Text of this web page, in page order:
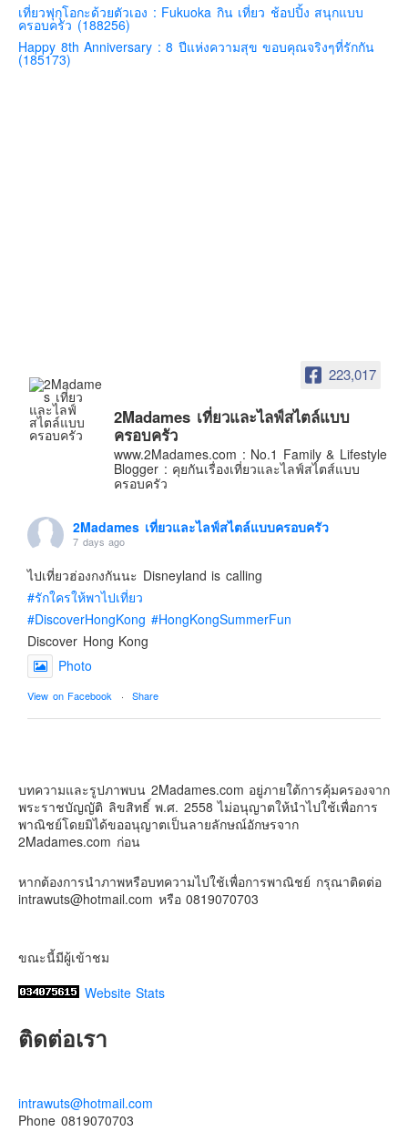
ฟูจิ
ฮอกไกโด
ฮ่องกง
ไต้หวัน
อเมริกา
บทความครอบครัว
Beauty Review
รีวิวสายการบิน
Products & Applications
Events & PR News
เที่ยวฟุกุโอกะด้วยตัวเอง : Fukuoka กิน เที่ยว ช้อปปิ้ง สนุกแบบ
ครอบครัว (188256)
Happy 8th Anniversary : 8 ปีแห่งความสุข ขอบคุณจริงๆที่รักกัน
(185173)
223,017
2Madames เที่ยวและไลฟ์สไตล์แบบ
ครอบครัว
www.2Madames.com : No.1 Family & Lifestyle
Blogger : คุยกันเรื่องเที่ยวและไลฟ์สไตส์แบบ
ครอบครัว
2Madames เที่ยวและไลฟ์สไตล์แบบครอบครัว
7 days ago
ไปเที่ยวฮ่องกงกันนะ Disneyland is calling
#รักใครให้พาไปเที่ยว
#DiscoverHongKong #HongKongSummerFun
Discover Hong Kong
Photo
View on Facebook · Share
เตรียมไว้หนวด ถอยปืนลูกซอง
#น้องเกรซ #ลูกสาวเราเป็นสาวแล้ว
Photo
บทความและรูปภาพบน 2Madames.com อยู่ภายใต้การคุ้มครองจาก
พระราชบัญญัติ ลิขสิทธิ์ พ.ศ. 2558 ไม่อนุญาตให้นำไปใช้เพื่อการ
พาณิชย์โดยมิได้ขออนุญาตเป็นลายลักษณ์อักษรจาก
2Madames.com ก่อน
หากต้องการนำภาพหรือบทความไปใช้เพื่อการพาณิชย์ กรุณาติดต่อ
intrawuts@hotmail.com หรือ 0819070703
ขณะนี้มีผู้เข้าชม
Website Stats
ติดต่อเรา
intrawuts@hotmail.com
Phone 0819070703